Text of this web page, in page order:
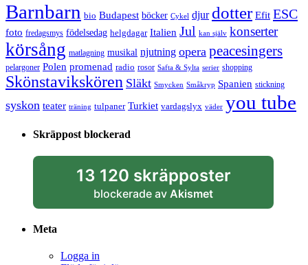
Barnbarn bio Budapest böcker Cykel djur dotter Efit ESC
foto fredagsmys födelsedag helgdagar Italien Jul kan själv konserter
körsång matlagning musikal njutning opera peacesingers
pelargoner Polen promenad radio rosor Safta & Sylta serier shopping
Skönstavikskören Släkt Smycken Småkryp Spanien stickning
syskon teater träning tulpaner Turkiet vardagslyx väder you tube
Skräppost blockerad
13 120 skräpposter
blockerade av Akismet
Meta
Logga in